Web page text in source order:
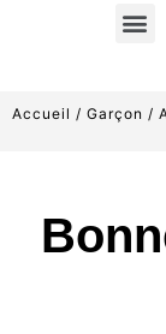
Accueil / Garçon /